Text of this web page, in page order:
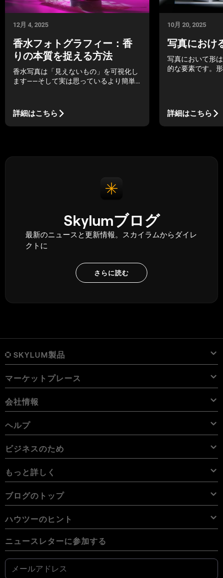
12月 4, 2025
香水フォトグラフィー：香
りの本質を捉える方法
香水写真は「見えないもの」を可視化し
ます——そして実は思っているより簡単
詳細はこちら
10月 20, 2025
写真におけ
写真において形
的な要素です。
詳細はこちら
Skylumブログ
最新のニュースと更新情報。スカイラムからダイレ
クトに
さらに読む
SKYLUM製品
Luminar Neo
価格
プロ ツール
使用例
代替ソフト
無料体験板
Luminar Neo User Guide
概要
iPad用 Luminar
iPhone用 Luminar
Vision Pro用 Luminar Neo
Luminar Mobile User Guide
概要
価格
Aperty User Guide
オンライン ツール
オンライン編集ソフト
カラー パレット
マーケットプレース
プリセット
Lightroom プリセット
Luminar Neo パック
Luminar Neo LUT
Aperty LUT
オーバーレイを使用して新しいものを簡単に追加
テクスチャー
スカイオブジェクト
その他のソフトウェア
X メンバーシップ
空
電子書籍
コース
会社情報
会社概要
キャリア
アンバサダー
アフィリエイトプログラム
利用規約
プライバシーポリシー
問い合わせ
ヘルプ
サポートへのお問い合わせ
User Guide
Cookieの選択を変更する
ビジネスのため
ビジネスのため
ボリューム ライセンス
リセラー プログラム
もっと詳しく
ブログ
ニュースルーム
私たちのコミュニティ
クリエイターのためのLuminar
ブログのトップ
Manual Mode in Photography
の最高の無料のPhotoshop代替品
Fix Blurry Pictures On iPhone
How Big Is 8x10 Photo Size
ハウツーのヒント
デジタルカメラの写真を携帯電話に転送する方法
iPhoneで写真を反転する方法
How To Change Background Color On Instagram Story
ニュースレターに参加する